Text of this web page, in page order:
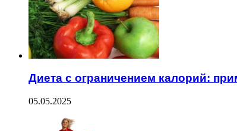
Диета с ограничением калорий:
05.05.2025